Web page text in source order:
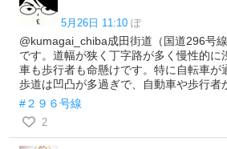
5月26日 11:10 ぽ
@kumagai_chiba成田街道（国道296号
です。道幅が狭く丁字路が多く慢性的に
車も歩行者も命懸けです。特に自転車が
歩道は凹凸が多過ぎで、自動車や歩行者
#２９６号線
2